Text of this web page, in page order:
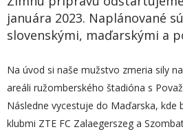
januára 2023. Naplánované
slovenskými, maďarskými a
Na úvod si naše mužstvo zmeria sily
areáli ružomberského štadióna s
Následne vycestuje do Maďarska, kde
klubmi ZTE FC Zalaegerszeg a